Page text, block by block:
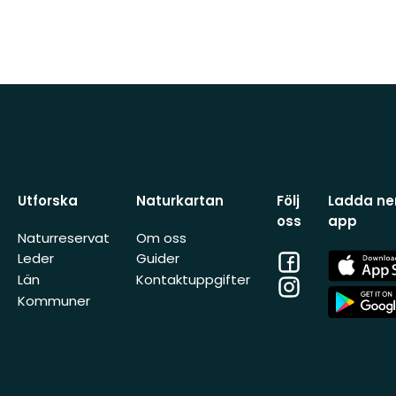
Utforska
Naturreservat
Leder
Län
Kommuner
Naturkartan
Om oss
Guider
Kontaktuppgifter
Följ
oss
Facebook
Instagram
Ladda
app
App
Store
App
Store